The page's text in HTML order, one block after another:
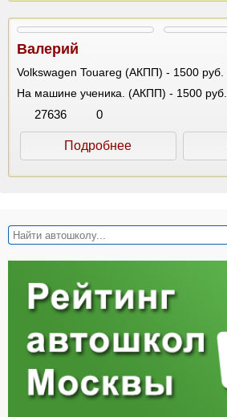
Валерий
Volkswagen Touareg (АКПП) - 1500 руб.
На машине ученика. (АКПП) - 1500 руб.
27636 0
Подробнее